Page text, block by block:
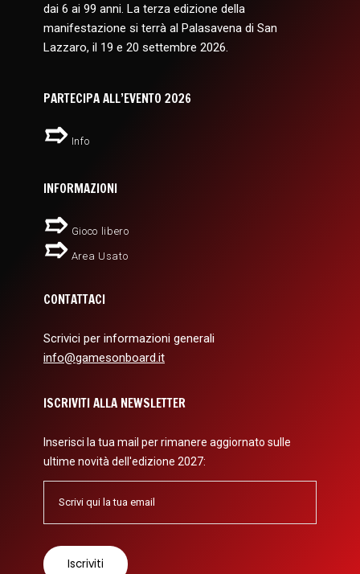
dai 6 ai 99 anni. La terza edizione della
manifestazione si terrà al Palasavena di San
Lazzaro, il 19 e 20 settembre 2026.
PARTECIPA ALL’EVENTO 2026
Info
INFORMAZIONI
Gioco libero
Area Usato
CONTATTACI
Scrivici per informazioni generali
info@gamesonboard.it
ISCRIVITI ALLA NEWSLETTER
Inserisci la tua mail per rimanere aggiornato sulle
ultime novità dell'edizione 2027: